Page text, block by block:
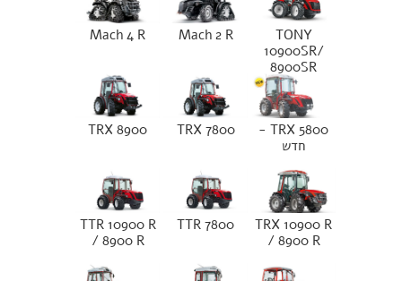
TONY
10900SR/
8900SR
Mach 2 R
Mach 4 R
TRX 5800 -
חדש
TRX 7800
TRX 8900
TRX 10900 R
/ 8900 R
TTR 7800
TTR 10900 R
/ 8900 R